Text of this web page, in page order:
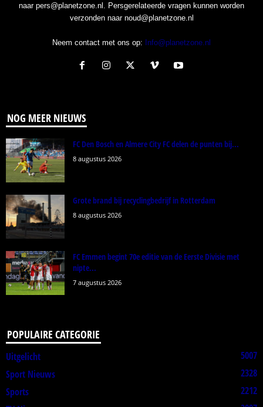
naar pers@planetzone.nl. Persgerelateerde vragen kunnen worden
verzonden naar noud@planetzone.nl
Neem contact met ons op: Info@planetzone.nl
NOG MEER NIEUWS
FC Den Bosch en Almere City FC delen de punten bij...
8 augustus 2026
Grote brand bij recyclingbedrijf in Rotterdam
8 augustus 2026
FC Emmen begint 70e editie van de Eerste Divisie met
nipte...
7 augustus 2026
POPULAIRE CATEGORIE
Uitgelicht
5007
Sport Nieuws
2328
Sports
2212